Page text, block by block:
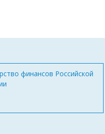
финансов Российской